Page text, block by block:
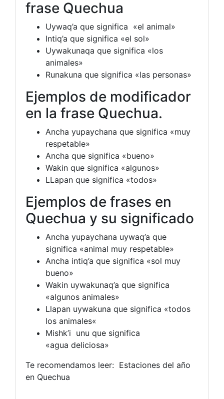
frase Quechua
Uywaq’a que significa «el animal»
Intiq’a que significa «el sol»
Uywakunaqa que significa «los
animales»
Runakuna que significa «las personas»
Ejemplos de modificador
en la frase Quechua.
Ancha yupaychana que significa «muy
respetable»
Ancha que significa «bueno»
Wakin que significa «algunos»
LLapan que significa «todos»
Ejemplos de frases en
Quechua y su significado
Ancha yupaychana uywaq’a que
significa «animal muy respetable»
Ancha intiq’a que significa «sol muy
bueno»
Wakin uywakunaq’a que significa
«algunos animales»
Llapan uywakuna que significa «todos
los animales«
Mishk’i unu que significa
«agua deliciosa»
Te recomendamos leer: Estaciones del año
en Quechua